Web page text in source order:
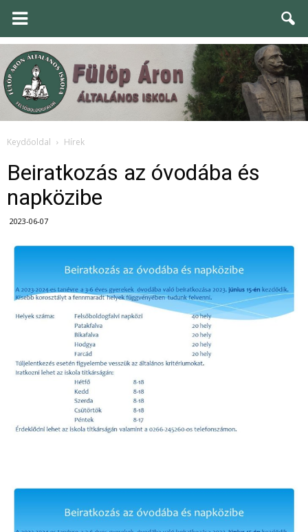
Keydőoldal Hírek
Beiratkozás az óvodába és
napközibe
2023-06-07